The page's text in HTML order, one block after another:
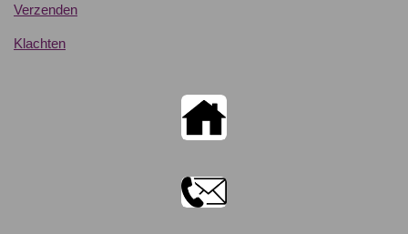
Verzenden
Klachten